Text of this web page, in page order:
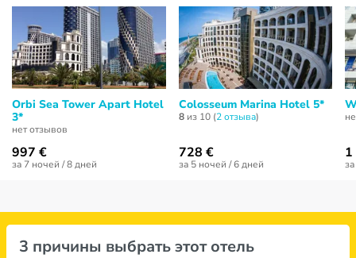
Orbi Sea Tower Apart Hotel
3*
нет отзывов
997 €
за 7 ночей / 8 дней
Colosseum Marina Hotel 5*
8из 10 (2 отзывa)
728 €
за 5 ночей / 6 дней
3 причины выбрать этот отель